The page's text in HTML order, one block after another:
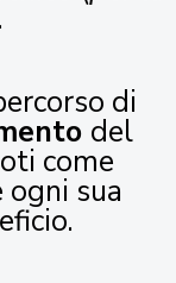
di
del
come
sua